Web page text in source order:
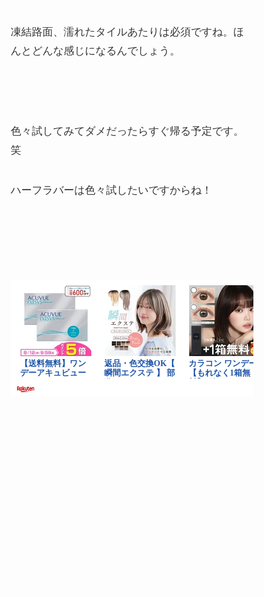
凍結路面、濡れたタイルあたりは必須ですね。ほ
んとどんな感じになるんでしょう。
色々試してみてダメだったらすぐ帰る予定です。
笑
ハーフラバーは色々試したいですからね！